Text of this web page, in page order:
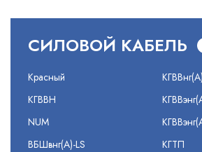
СИЛОВОЙ КАБЕЛЬ
Красный
КГВВН
NUM
ВБШвнг(А)-LS
КГТП